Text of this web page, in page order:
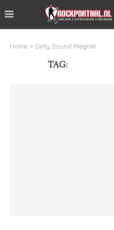
Home » Dirty Sound Magnet
TAG: